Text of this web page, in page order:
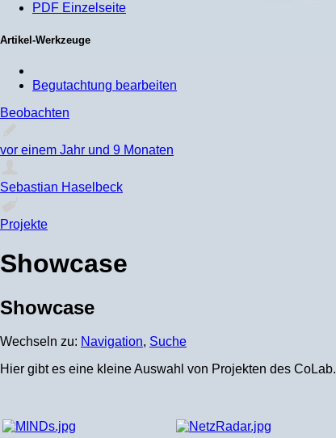
PDF Einzelseite
Artikel-Werkzeuge
Begutachtung bearbeiten
Beobachten
vor einem Jahr und 9 Monaten
Sebastian Haselbeck
Projekte
Showcase
Showcase
Wechseln zu: Navigation, Suche
Hier gibt es eine kleine Auswahl von Projekten des CoLab.